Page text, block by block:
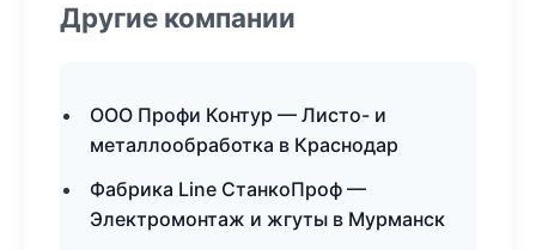
Другие компании
ООО Профи Контур — Листо- и
металлообработка в Краснодар
Фабрика Line СтанкоПроф —
Электромонтаж и жгуты в Мурманск